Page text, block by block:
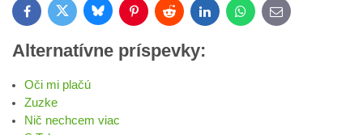
FacebookTwitter BlueskyPinterestReddit LinkedInWhatsApp
E-
mail
Alternatívne príspevky:
Oči mi plačú
Zuzke
Nič nechcem viac